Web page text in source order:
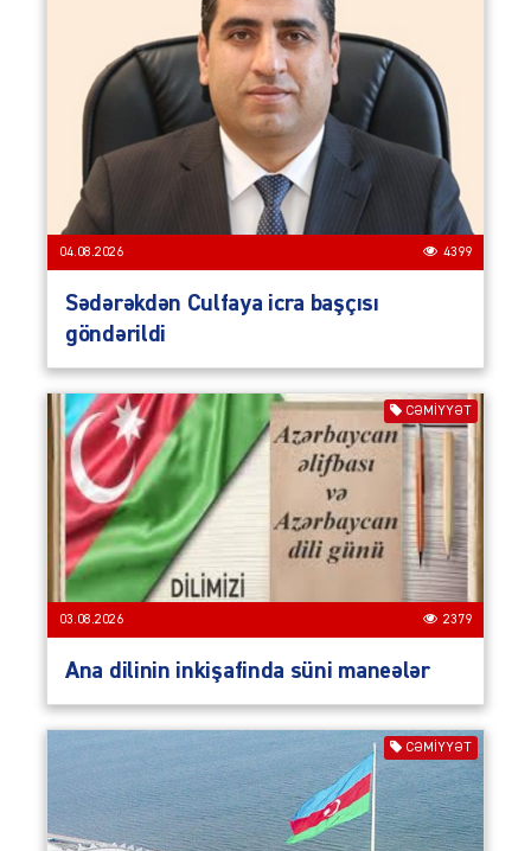
04.08.2026 4399
Sədərəkdən Culfaya icra başçısı
göndərildi
CƏMIYYƏT
03.08.2026 2379
Ana dilinin inkişafinda süni maneələr
CƏMIYYƏT